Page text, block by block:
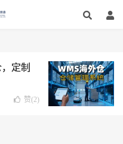
定制
赞(2)